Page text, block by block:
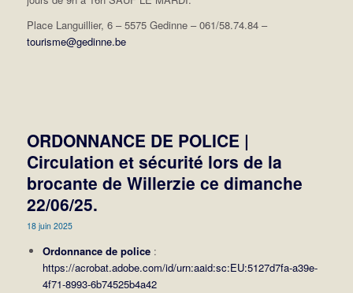
Place Languillier, 6 – 5575 Gedinne – 061/58.74.84 –
tourisme@gedinne.be
ORDONNANCE DE POLICE |
Circulation et sécurité lors de la
brocante de Willerzie ce dimanche
22/06/25.
18 juin 2025
Ordonnance de police:
https://acrobat.adobe.com/id/urn:aaid:sc:EU:5127d7fa-a39e-
4f71-8993-6b74525b4a42